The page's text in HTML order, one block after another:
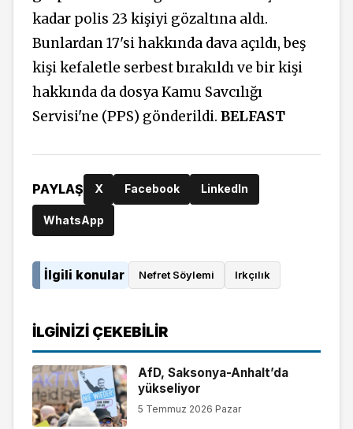
kadar polis 23 kişiyi gözaltına aldı.
Bunlardan 17'si hakkında dava açıldı, beş
kişi kefaletle serbest bırakıldı ve bir kişi
hakkında da dosya Kamu Savcılığı
Servisi'ne (PPS) gönderildi. BELFAST
PAYLAŞ X Facebook LinkedIn
WhatsApp
İlgili konular Nefret Söylemi Irkçılık
İLGINIZI ÇEKEBILIR
AfD, Saksonya-Anhalt’da
yükseliyor
5 Temmuz 2026 Pazar